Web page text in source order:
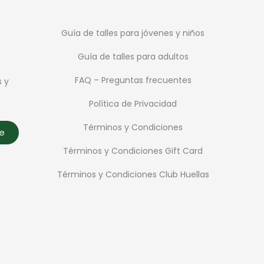
y
Guía de talles para jóvenes y niños
Guía de talles para adultos
FAQ – Preguntas frecuentes
Política de Privacidad
Términos y Condiciones
Términos y Condiciones Gift Card
Términos y Condiciones Club Huellas